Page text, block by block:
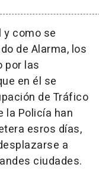
y como se
de Alarma, los
por las
en él se
de Tráfico
la Policía han
esros días,
a
ciudades.